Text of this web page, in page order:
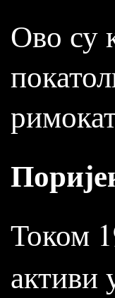
Ово су
Током
активи